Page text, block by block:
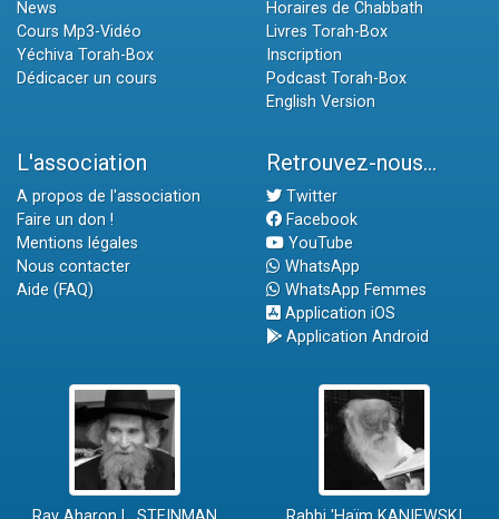
News
Cours Mp3-Vidéo
Yéchiva Torah-Box
Dédicacer un cours
Horaires de Chabbath
Livres Torah-Box
Inscription
Podcast Torah-Box
English Version
L'association
A propos de l'association
Faire un don !
Mentions légales
Nous contacter
Aide (FAQ)
Retrouvez-nous...
Twitter
Facebook
YouTube
WhatsApp
WhatsApp Femmes
Application iOS
Application Android